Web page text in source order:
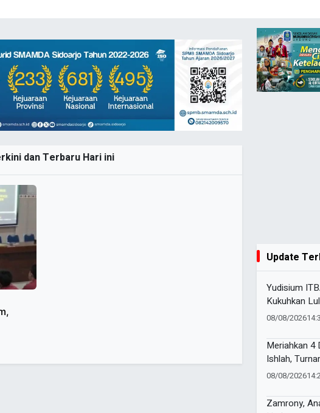
dan Terbaru Hari ini
Update
Yudisium
Kukuhkan
Sarjana, dan
08/08/2026
Meriahkan 4
Ishlah,
Soccer 2026
08/08/2026
Zamrony,